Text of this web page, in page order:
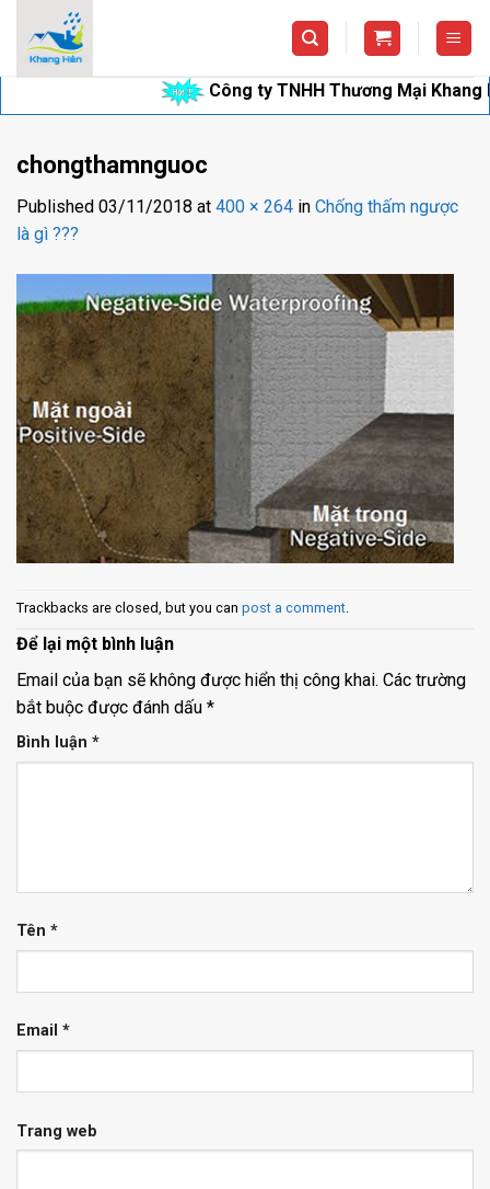
content
Công ty TNHH Thương Mại Khang
chongthamnguoc
Published 03/11/2018 at 400 × 264 in Chống thấm ngược
là gì ???
Trackbacks are closed, but you can post a comment.
Để lại một bình luận
Email của bạn sẽ không được hiển thị công khai. Các trường
bắt buộc được đánh dấu *
Bình luận *
Tên *
Email *
Trang web